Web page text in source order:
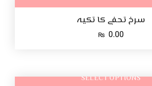
سرخ تحفے کا تکیہ
₨ 0.00
SELECT OPTIONS